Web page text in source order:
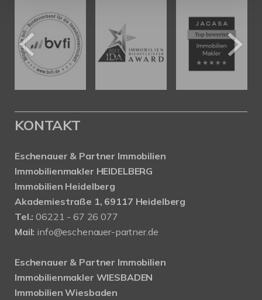
KONTAKT
Eschenauer & Partner Immobilien
Immobilienmakler HEIDELBERG
Immobilien Heidelberg
Akademiestraße 1, 69117 Heidelberg
Tel.:06221 - 67 26 077
Mail: info@eschenauer-partner.de
Eschenauer & Partner Immobilien
Immobilienmakler WIESBADEN
Immobilien Wiesbaden